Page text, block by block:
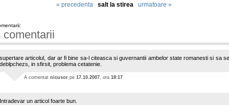
« precedenta salt la stirea urmatoare »
comentarii
supertare articolul, dar ar fi bine sa-l citeasca si guvernantii ambelor state romanesti si sa se
deblpchezs, in sfirsit, problema cetatenie.
A comentat nicusor pe 17.10.2007, ora 18:17
Intradevar un articol foarte bun.